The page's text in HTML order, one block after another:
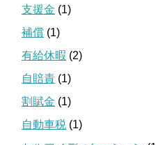
支援金 (1)
補償 (1)
有給休暇 (2)
自賠責 (1)
割賦金 (1)
自動車税 (1)